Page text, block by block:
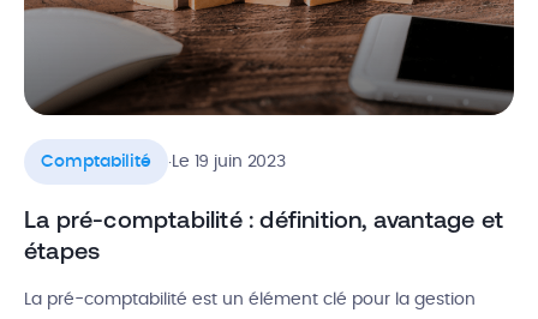
Comptabilité .Le 19 juin 2023
La pré-comptabilité : définition, avantage et
étapes
La pré-comptabilité est un élément clé pour la gestion